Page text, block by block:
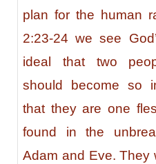
plan for the human
2:23-24 we see
ideal that two
should become so
that they are one
found in the
Adam and Eve. They